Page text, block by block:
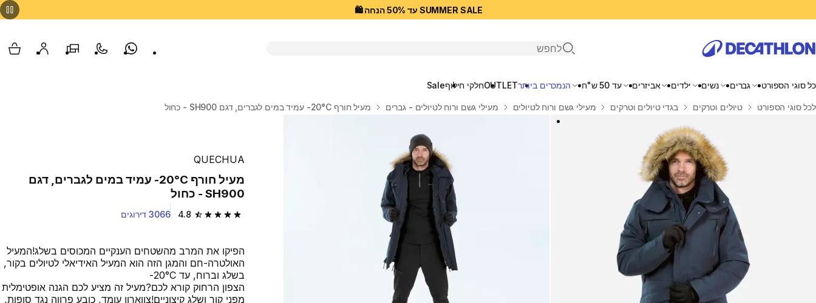
SUMMER SALE עד 50% הנחה 🛍️
פתיחת חיפוש
Whatsappצור קשרהסניפים שלנוהחשבון שלי
כל סוגי הספורט גברים נשים ילדים אביזרים עד 50 ש"ח הנמכרים ביותרOUTLETחלקי חילוףSale
בית
לכל סוגי הספורט טיולים וטרקים בגדי טיולים וטרקים מעילי גשם ורוח לטיולים מעילי גשם ורוח לטיולים - גברים מעיל חורף 20°C- עמיד במים לגברים, דגם SH900 - כחול
QUECHUA
מעיל חורף 20°C- עמיד במים לגברים, דגם
SH900 - כחול
4.8 4.8 out of 5 stars from 3066 reviews 3066 דירוגים
הפיקו את המרב מהשטחים הענקיים המכוסים בשלג!המעיל
האולטרה-חם והמגן הזה הוא המעיל האידיאלי לטיולים בקור,
בשלג וברוח, עד 20°C-
הצפון הרחוק קורא לכם?מעיל זה מציע לכם הגנה אופטימלית
מפני קור ושלג קיצוניים!צווארון עומד, כובע פרווה נגד סופות,